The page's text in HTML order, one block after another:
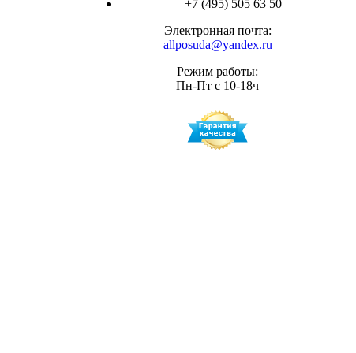
+7 (495) 505 63 50
Электронная почта:
allposuda@yandex.ru
Режим работы:
Пн-Пт с 10-18ч